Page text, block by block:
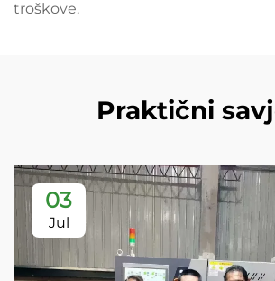
troškove.
Praktični
03
Jul